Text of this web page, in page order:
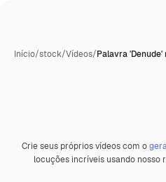
Início/stock/Vídeos/Palavra 'Denude'
Premium
Crie seus próprios vídeos com o
locuções incríveis usando nosso